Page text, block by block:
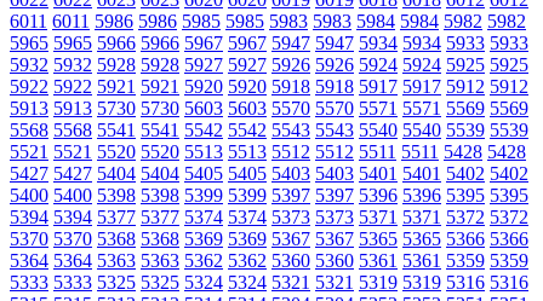
6011 6011 5986 5986 5985 5985 5983 5983 5984 5984 5982 5982
5965 5965 5966 5966 5967 5967 5947 5947 5934 5934 5933 5933
5932 5932 5928 5928 5927 5927 5926 5926 5924 5924 5925 5925
5922 5922 5921 5921 5920 5920 5918 5918 5917 5917 5912 5912
5913 5913 5730 5730 5603 5603 5570 5570 5571 5571 5569 5569
5568 5568 5541 5541 5542 5542 5543 5543 5540 5540 5539 5539
5521 5521 5520 5520 5513 5513 5512 5512 5511 5511 5428 5428
5427 5427 5404 5404 5405 5405 5403 5403 5401 5401 5402 5402
5400 5400 5398 5398 5399 5399 5397 5397 5396 5396 5395 5395
5394 5394 5377 5377 5374 5374 5373 5373 5371 5371 5372 5372
5370 5370 5368 5368 5369 5369 5367 5367 5365 5365 5366 5366
5364 5364 5363 5363 5362 5362 5360 5360 5361 5361 5359 5359
5333 5333 5325 5325 5324 5324 5321 5321 5319 5319 5316 5316